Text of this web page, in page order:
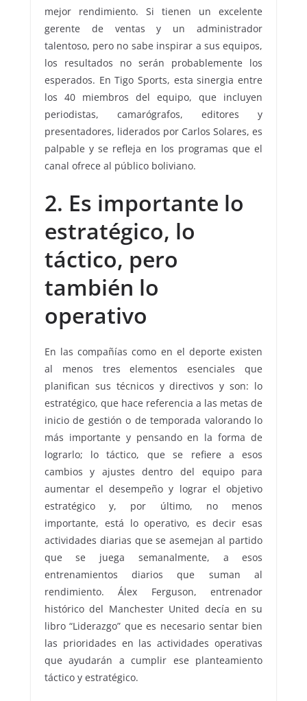
mejor rendimiento. Si tienen un excelente
gerente de ventas y un administrador
talentoso, pero no sabe inspirar a sus equipos,
los resultados no serán probablemente los
esperados. En Tigo Sports, esta sinergia entre
los 40 miembros del equipo, que incluyen
periodistas, camarógrafos, editores y
presentadores, liderados por Carlos Solares, es
palpable y se refleja en los programas que el
canal ofrece al público boliviano.
2. Es importante lo
estratégico, lo
táctico, pero
también lo
operativo
En las compañías como en el deporte existen
al menos tres elementos esenciales que
planifican sus técnicos y directivos y son: lo
estratégico, que hace referencia a las metas de
inicio de gestión o de temporada valorando lo
más importante y pensando en la forma de
lograrlo; lo táctico, que se refiere a esos
cambios y ajustes dentro del equipo para
aumentar el desempeño y lograr el objetivo
estratégico y, por último, no menos
importante, está lo operativo, es decir esas
actividades diarias que se asemejan al partido
que se juega semanalmente, a esos
entrenamientos diarios que suman al
rendimiento. Álex Ferguson, entrenador
histórico del Manchester United decía en su
libro “Liderazgo” que es necesario sentar bien
las prioridades en las actividades operativas
que ayudarán a cumplir ese planteamiento
táctico y estratégico.